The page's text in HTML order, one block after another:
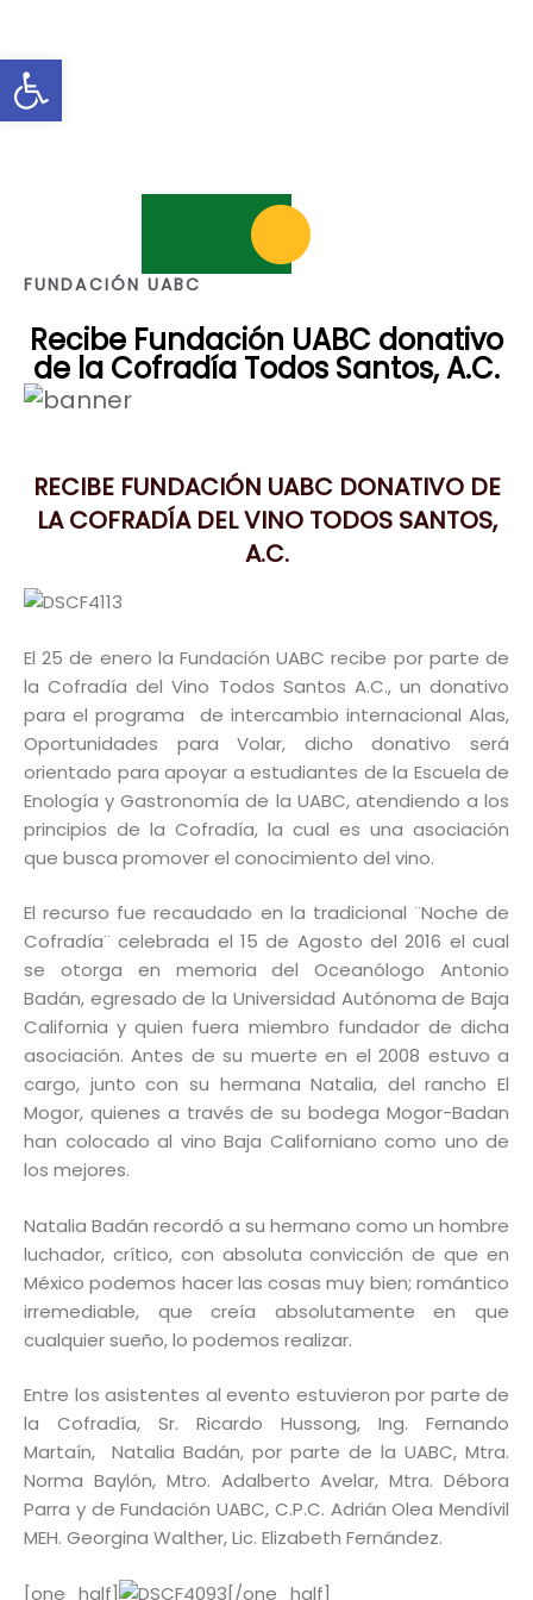
Abrir barra de herramientas
FUNDACIÓN UABC
Recibe Fundación UABC donativo
de la Cofradía Todos Santos, A.C.
RECIBE FUNDACIÓN UABC DONATIVO DE
LA COFRADÍA DEL VINO TODOS SANTOS,
A.C.
El 25 de enero la Fundación UABC recibe por parte de
la Cofradía del Vino Todos Santos A.C., un donativo
para el programa de intercambio internacional Alas,
Oportunidades para Volar, dicho donativo será
orientado para apoyar a estudiantes de la Escuela de
Enología y Gastronomía de la UABC, atendiendo a los
principios de la Cofradía, la cual es una asociación
que busca promover el conocimiento del vino.
El recurso fue recaudado en la tradicional ¨Noche de
Cofradía¨ celebrada el 15 de Agosto del 2016 el cual
se otorga en memoria del Oceanólogo Antonio
Badán, egresado de la Universidad Autónoma de Baja
California y quien fuera miembro fundador de dicha
asociación. Antes de su muerte en el 2008 estuvo a
cargo, junto con su hermana Natalia, del rancho El
Mogor, quienes a través de su bodega Mogor-Badan
han colocado al vino Baja Californiano como uno de
los mejores.
Natalia Badán recordó a su hermano como un hombre
luchador, crítico, con absoluta convicción de que en
México podemos hacer las cosas muy bien; romántico
irremediable, que creía absolutamente en que
cualquier sueño, lo podemos realizar.
Entre los asistentes al evento estuvieron por parte de
la Cofradía, Sr. Ricardo Hussong, Ing. Fernando
Martaín, Natalia Badán, por parte de la UABC, Mtra.
Norma Baylón, Mtro. Adalberto Avelar, Mtra. Débora
Parra y de Fundación UABC, C.P.C. Adrián Olea Mendívil
MEH. Georgina Walther, Lic. Elizabeth Fernández.
[one_half] [/one_half]